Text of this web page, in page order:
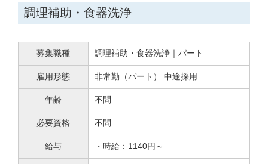
調理補助・食器洗浄
募集職種 調理補助・食器洗浄｜パート
雇用形態 非常勤（パート） 中途採用
年齢 不問
必要資格 不問
給与 ・時給：1140円～